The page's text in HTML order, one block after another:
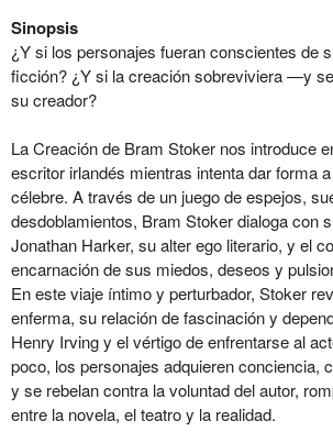
Sinopsis
¿Y si los personajes fueran conscientes de
ficción? ¿Y si la creación sobreviviera —y
su creador?
La Creación de Bram Stoker nos introduce
escritor irlandés mientras intenta dar forma
célebre. A través de un juego de espejos,
desdoblamientos, Bram Stoker dialoga con
Jonathan Harker, su alter ego literario, y el
encarnación de sus miedos, deseos y
En este viaje íntimo y perturbador, Stoker
enferma, su relación de fascinación y
Henry Irving y el vértigo de enfrentarse al
poco, los personajes adquieren conciencia,
y se rebelan contra la voluntad del autor,
entre la novela, el teatro y la realidad.